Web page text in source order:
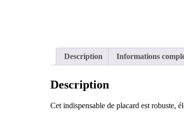
Description Informations
Description
Cet indispensable de placard est robuste,